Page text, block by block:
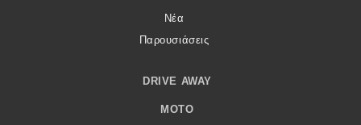
Νέα
Παρουσιάσεις
DRIVE AWAY
MOTO